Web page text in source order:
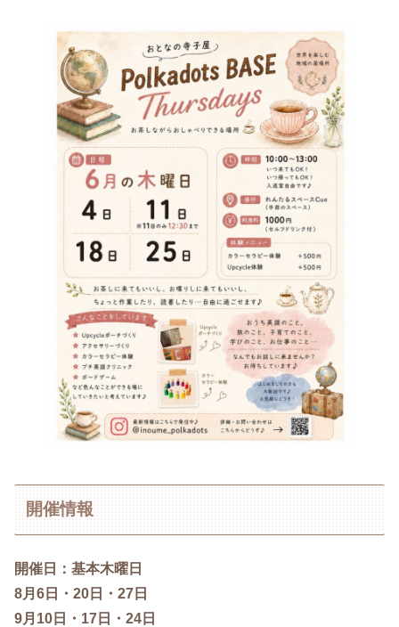
開催情報
開催日：基本木曜日
8月6日・20日・27日
9月10日・17日・24日